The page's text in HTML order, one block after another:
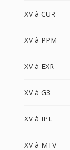
XV à CUR
XV à PPM
XV à EXR
XV à G3
XV à IPL
XV à MTV